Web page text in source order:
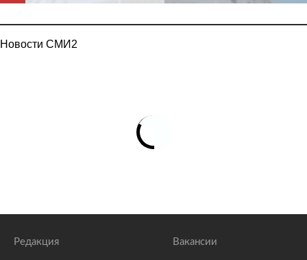
Новости СМИ2
Редакция Вакансии